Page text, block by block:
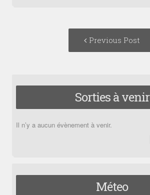
Previous Post
Sorties à venir
Il n’y a aucun évènement à venir.
Méteo